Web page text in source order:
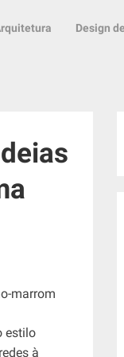
Design
estilo
à